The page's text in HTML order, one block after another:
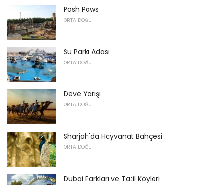
Posh Paws
ORTA DOĞU
Su Parkı Adası
ORTA DOĞU
Deve Yarışı
ORTA DOĞU
Sharjah'da Hayvanat Bahçesi
ORTA DOĞU
Dubai Parkları ve Tatil Köyleri